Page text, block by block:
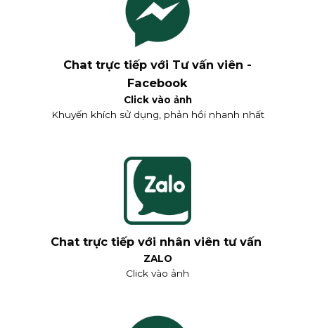
Chat trực tiếp với Tư vấn viên -
Facebook
Click vào ảnh
Khuyến khích sử dụng, phản hồi nhanh nhất
Chat trực tiếp với nhân viên tư vấn
ZALO
Click vào ảnh